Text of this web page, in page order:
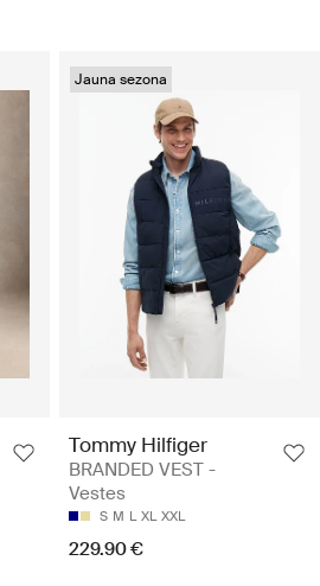
Jauna sezona
Tommy Hilfiger
BRANDED VEST -
Vestes
S M L XL XXL
229.90 €